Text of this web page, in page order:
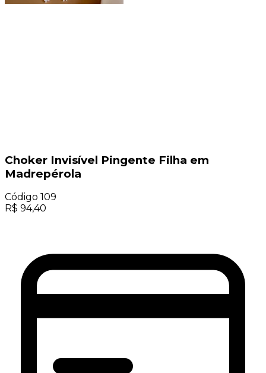
Choker Invisível Pingente Filha em
Madrepérola
Código 109
R$ 94,40